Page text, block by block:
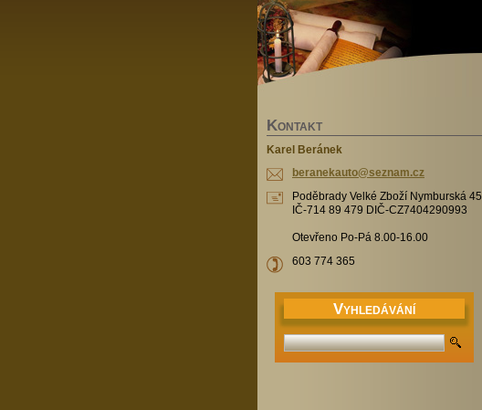
KONTAKT
Karel Beránek
beranekauto@seznam.cz
Poděbrady Velké Zboží Nymburská 45
IČ-714 89 479 DIČ-CZ7404290993
Otevřeno Po-Pá 8.00-16.00
603 774 365
VYHLEDÁVÁNÍ